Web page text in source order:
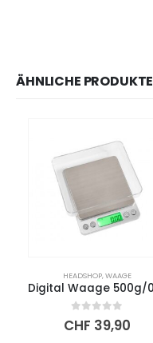
ÄHNLICHE PRODUKTE
HEADSHOP,WAAGE
0out of 5
CHF 39,90